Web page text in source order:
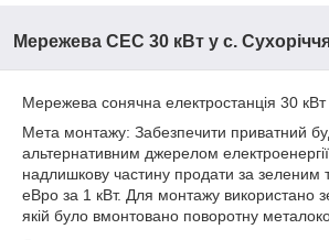
Мережева СЕС 30 кВт у с.
Мережева сонячна електростанція 30 кВт
Мета монтажу: Забезпечити приватний
альтернативним джерелом
надлишкову частину продати за
еВро за 1 кВт. Для монтажу використано
якій було вмонтовано поворотну